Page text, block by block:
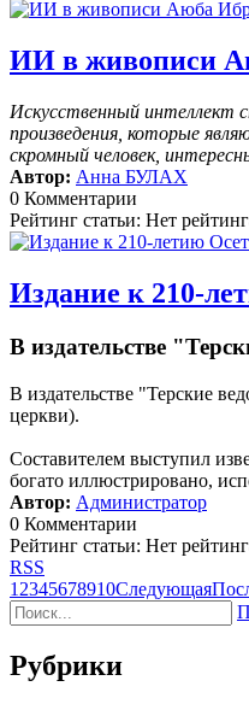
ИИ в живописи
Искусственный интеллект
произведения, которые
скромный человек,
Автор: Анна БУЛАХ
0 Комментарии
Рейтинг статьи: Нет
Издание к 210-
В издательстве
В издательстве "Терские
церкви).
Составителем выступил
богато иллюстрировано,
Автор: Администратор
0 Комментарии
Рейтинг статьи: Нет
RSS
1 2345678910Следующая
Рубрики